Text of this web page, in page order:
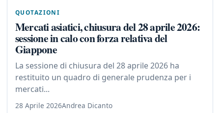
QUOTAZIONI
Mercati asiatici, chiusura del 28 aprile 2026:
sessione in calo con forza relativa del
Giappone
La sessione di chiusura del 28 aprile 2026 ha
restituito un quadro di generale prudenza per i
mercati...
28 Aprile 2026Andrea Dicanto